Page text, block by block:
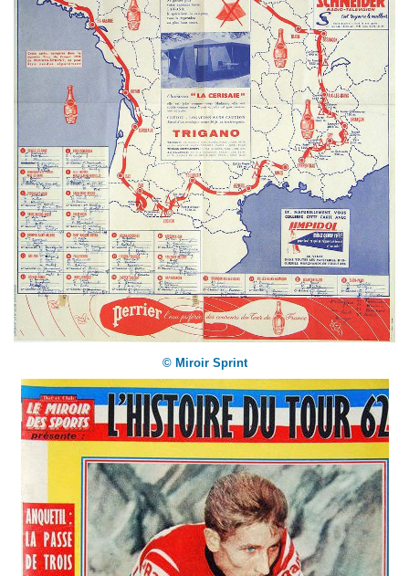
© Miroir Sprint